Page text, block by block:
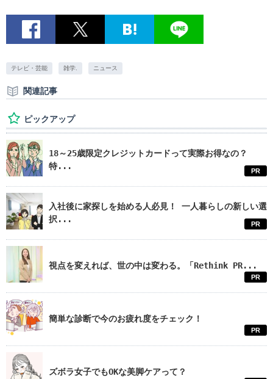
テレビ・芸能 雑学. ニュース
関連記事
ピックアップ
18～25歳限定クレジットカードって実際お得なの？
特...
PR
入社後に家探しを始める人必見！ 一人暮らしの新しい選
択...
PR
視点を変えれば、世の中は変わる。「Rethink PR...
PR
簡単な診断で今のお疲れ度をチェック！
PR
ズボラ女子でもOKな美脚ケアって？